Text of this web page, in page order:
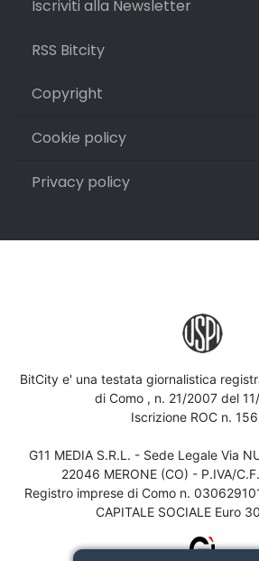
Iscriviti alla Newsletter
RSS Bitcity
Copyright
Cookie policy
Privacy policy
BitCity e' una testata giornalistica
di Como , n. 21/2007 del
Iscrizione ROC n.
G11 MEDIA S.R.L. - Sede Legale Via
22046 MERONE (CO) - P.IVA/
Registro imprese di Como n.
CAPITALE SOCIALE Euro